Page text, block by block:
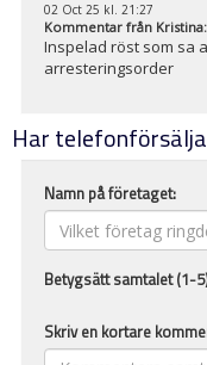
02 Oct 25 kl. 21:27
Kommentar från Kristina:
Inspelad röst som sa
arresteringsorder
Har
Namn på företaget:
Betygsätt samtalet (1-
Skriv en kortare